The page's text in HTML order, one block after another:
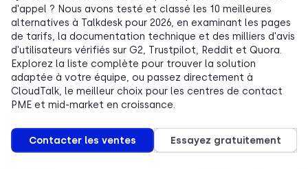
d'appel ? Nous avons testé et classé les 10 meilleures
alternatives à Talkdesk pour 2026, en examinant les pages
de tarifs, la documentation technique et des milliers d'avis
d'utilisateurs vérifiés sur G2, Trustpilot, Reddit et Quora.
Explorez la liste complète pour trouver la solution
adaptée à votre équipe, ou passez directement à
CloudTalk, le meilleur choix pour les centres de contact
PME et mid-market en croissance.
Contacter les ventes Essayez gratuitement